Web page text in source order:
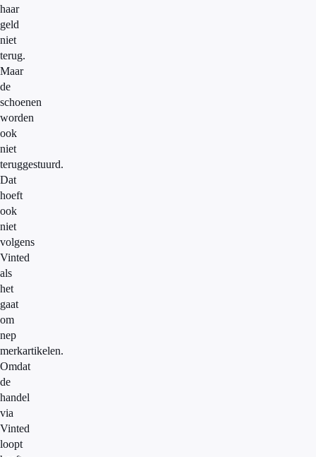
haar
geld
niet
terug.
Maar
de
schoenen
worden
ook
niet
teruggestuurd.
Dat
hoeft
ook
niet
volgens
Vinted
als
het
gaat
om
nep
merkartikelen.
Omdat
de
handel
via
Vinted
loopt